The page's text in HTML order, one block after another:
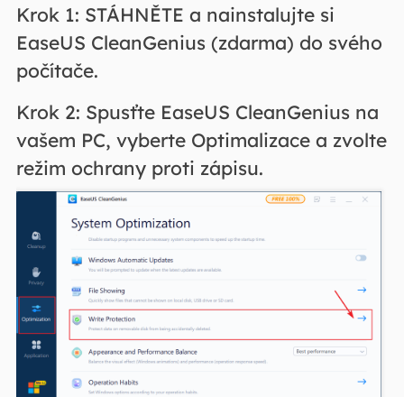
Krok 1: STÁHNĚTE a nainstalujte si
EaseUS CleanGenius (zdarma) do svého
počítače.
Krok 2: Spusťte EaseUS CleanGenius na
vašem PC, vyberte Optimalizace a zvolte
režim ochrany proti zápisu.